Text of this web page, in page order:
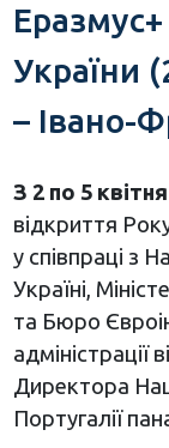
України
– Івано-
З 2 по 5
відкриття
у співпраці з
Україні,
та Бюро
адміністрації
Директора
Португалії